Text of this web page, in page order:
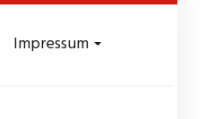
Impressum